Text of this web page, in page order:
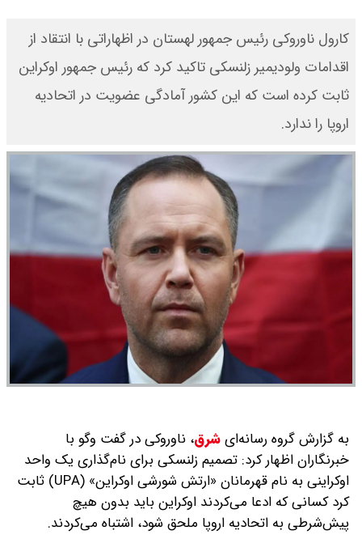
کارول ناوروکی رئیس جمهور لهستان در اظهاراتی با انتقاد از
اقدامات ولودیمیر زلنسکی تاکید کرد که رئیس جمهور اوکراین
ثابت کرده است که این کشور آمادگی عضویت در اتحادیه
اروپا را ندارد.
به گزارش گروه رسانه‌ایشرق، ناوروکی در گفت وگو با
خبرنگاران اظهار کرد: تصمیم زلنسکی برای نام‌گذاری یک واحد
اوکراینی به نام قهرمانان «ارتش شورشی اوکراین» (UPA) ثابت
کرد کسانی که ادعا می‌کردند اوکراین باید بدون هیچ
پیش‌شرطی به اتحادیه اروپا ملحق شود، اشتباه می‌کردند.